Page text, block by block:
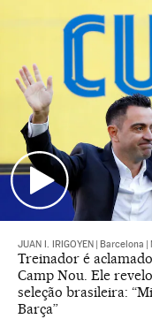
JUAN I. IRIGOYEN Barcelona
Treinador é
Camp Nou. Ele
seleção brasileira:
Barça”